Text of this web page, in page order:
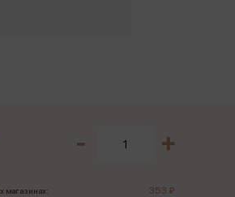
магазинах: 353 ₽